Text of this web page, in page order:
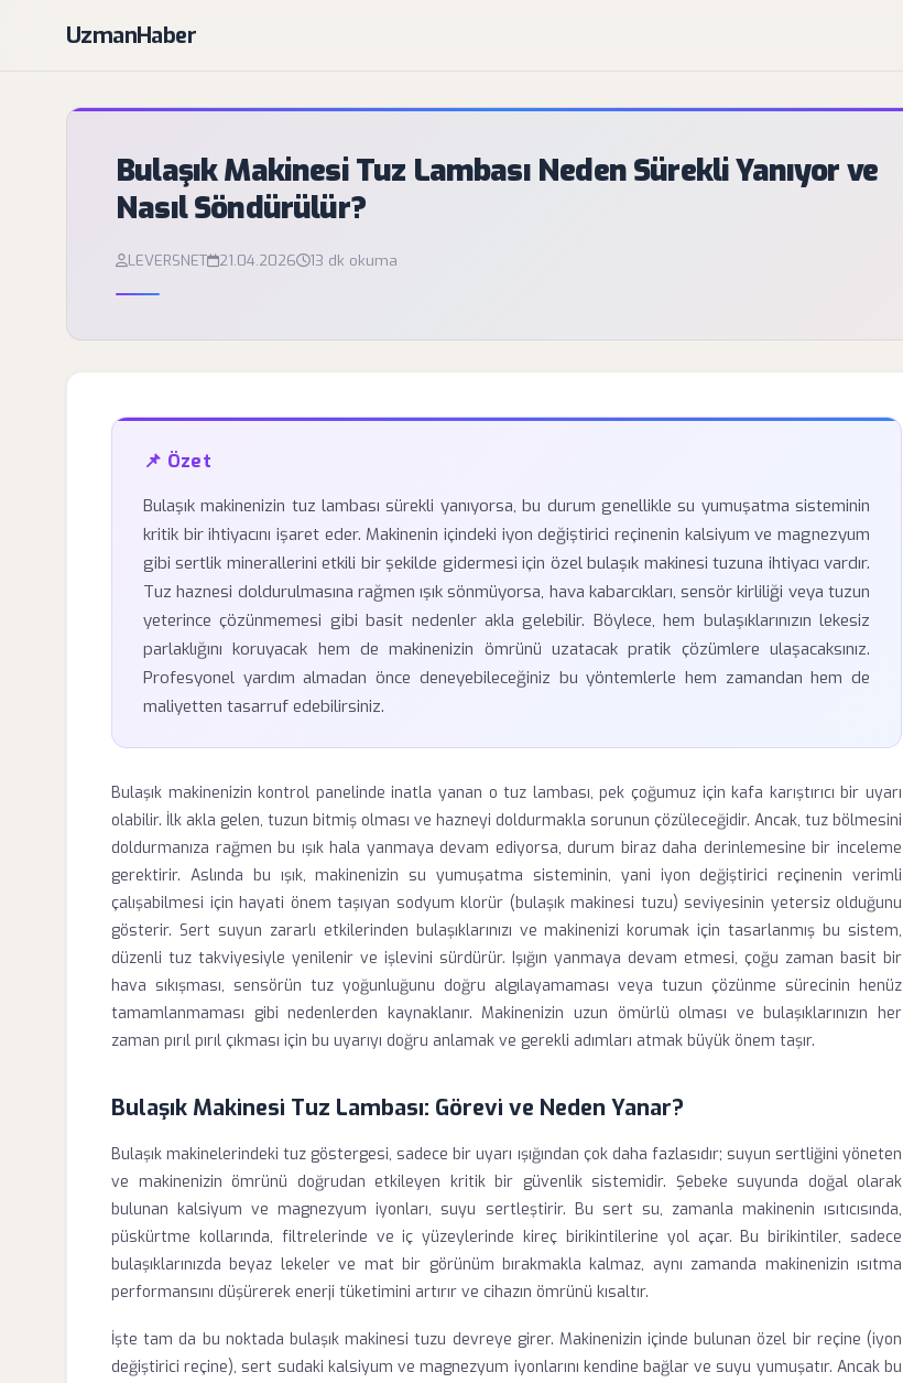
UzmanHaber
Bulaşık Makinesi Tuz Lambası Neden Sürekli Yanıyor ve
Nasıl Söndürülür?
LEVERSNET 21.04.2026 13 dk okuma
📌 Özet
Bulaşık makinenizin tuz lambası sürekli yanıyorsa, bu durum genellikle su yumuşatma sisteminin
kritik bir ihtiyacını işaret eder. Makinenin içindeki iyon değiştirici reçinenin kalsiyum ve magnezyum
gibi sertlik minerallerini etkili bir şekilde gidermesi için özel bulaşık makinesi tuzuna ihtiyacı vardır.
Tuz haznesi doldurulmasına rağmen ışık sönmüyorsa, hava kabarcıkları, sensör kirliliği veya tuzun
yeterince çözünmemesi gibi basit nedenler akla gelebilir. Böylece, hem bulaşıklarınızın lekesiz
parlaklığını koruyacak hem de makinenizin ömrünü uzatacak pratik çözümlere ulaşacaksınız.
Profesyonel yardım almadan önce deneyebileceğiniz bu yöntemlerle hem zamandan hem de
maliyetten tasarruf edebilirsiniz.
Bulaşık makinenizin kontrol panelinde inatla yanan o tuz lambası, pek çoğumuz için kafa karıştırıcı bir uyarı
olabilir. İlk akla gelen, tuzun bitmiş olması ve hazneyi doldurmakla sorunun çözüleceğidir. Ancak, tuz bölmesini
doldurmanıza rağmen bu ışık hala yanmaya devam ediyorsa, durum biraz daha derinlemesine bir inceleme
gerektirir. Aslında bu ışık, makinenizin su yumuşatma sisteminin, yani iyon değiştirici reçinenin verimli
çalışabilmesi için hayati önem taşıyan sodyum klorür (bulaşık makinesi tuzu) seviyesinin yetersiz olduğunu
gösterir. Sert suyun zararlı etkilerinden bulaşıklarınızı ve makinenizi korumak için tasarlanmış bu sistem,
düzenli tuz takviyesiyle yenilenir ve işlevini sürdürür. Işığın yanmaya devam etmesi, çoğu zaman basit bir
hava sıkışması, sensörün tuz yoğunluğunu doğru algılayamaması veya tuzun çözünme sürecinin henüz
tamamlanmaması gibi nedenlerden kaynaklanır. Makinenizin uzun ömürlü olması ve bulaşıklarınızın her
zaman pırıl pırıl çıkması için bu uyarıyı doğru anlamak ve gerekli adımları atmak büyük önem taşır.
Bulaşık Makinesi Tuz Lambası: Görevi ve Neden Yanar?
Bulaşık makinelerindeki tuz göstergesi, sadece bir uyarı ışığından çok daha fazlasıdır; suyun sertliğini yöneten
ve makinenizin ömrünü doğrudan etkileyen kritik bir güvenlik sistemidir. Şebeke suyunda doğal olarak
bulunan kalsiyum ve magnezyum iyonları, suyu sertleştirir. Bu sert su, zamanla makinenin ısıtıcısında,
püskürtme kollarında, filtrelerinde ve iç yüzeylerinde kireç birikintilerine yol açar. Bu birikintiler, sadece
bulaşıklarınızda beyaz lekeler ve mat bir görünüm bırakmakla kalmaz, aynı zamanda makinenizin ısıtma
performansını düşürerek enerji tüketimini artırır ve cihazın ömrünü kısaltır.
İşte tam da bu noktada bulaşık makinesi tuzu devreye girer. Makinenizin içinde bulunan özel bir reçine (iyon
değiştirici reçine), sert sudaki kalsiyum ve magnezyum iyonlarını kendine bağlar ve suyu yumuşatır. Ancak bu